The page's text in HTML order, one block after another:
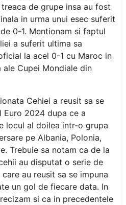
de grupe insa au fost
in urma unui esec suferit
0-1. Mentionam si faptul
a suferit ultima sa
la acel 0-1 cu Maroc in
Cupei Mondiale din
Cehiei a reusit sa se
2024 dupa ce a
locul al doilea intr-o grupa
pe Albania, Polonia,
Trebuie sa notam ca de la
au disputat o serie de
au reusit sa se impuna
un gol de fiecare data. In
si ca in precedentele